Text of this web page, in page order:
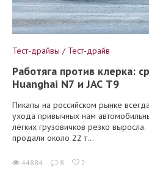
Тест-драйвы / Тест-драйв
Работяга против клерка:
Huanghai N7 и JAC T9
Пикапы на российском рынке
ухода привычных нам
лёгких грузовичков резко
продали около 22 т...
44884 8 2